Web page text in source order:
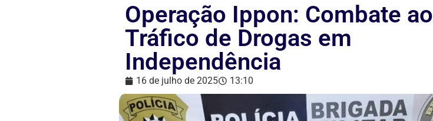
Operação Ippon: Combate ao
Tráfico de Drogas em
Independência
16 de julho de 2025 13:10